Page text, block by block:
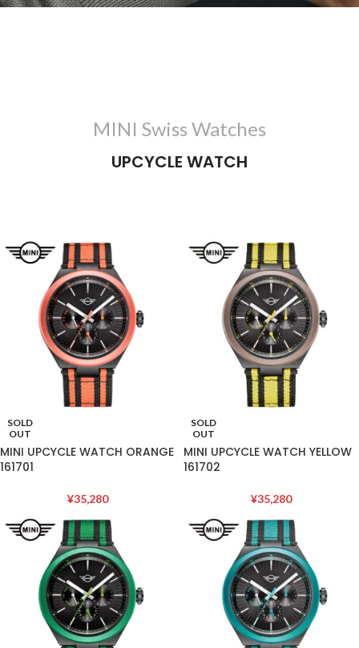
MINI Swiss Watches
UPCYCLE WATCH
SOLD
OUT
MINI UPCYCLE WATCH ORANGE
161701
¥35,280
SOLD
OUT
MINI UPCYCLE WATCH YELLOW
161702
¥35,280